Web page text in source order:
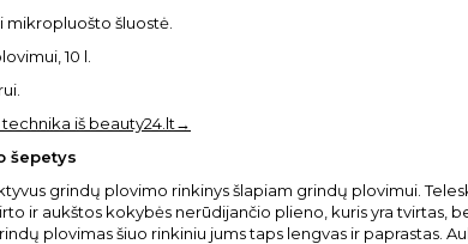
mikropluošto šluostė.
10 l.
technika iš beauty24.lt→
šepetys
grindų plovimo rinkinys šlapiam grindų plovimui.
ir aukštos kokybės nerūdijančio plieno, kuris yra tvirtas,
plovimas šiuo rinkiniu jums taps lengvas ir paprastas.